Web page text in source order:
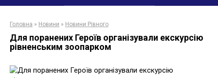
Головна » Новини » Новини Рівного
Для поранених Героїв організували екскурсію
рівненським зоопарком